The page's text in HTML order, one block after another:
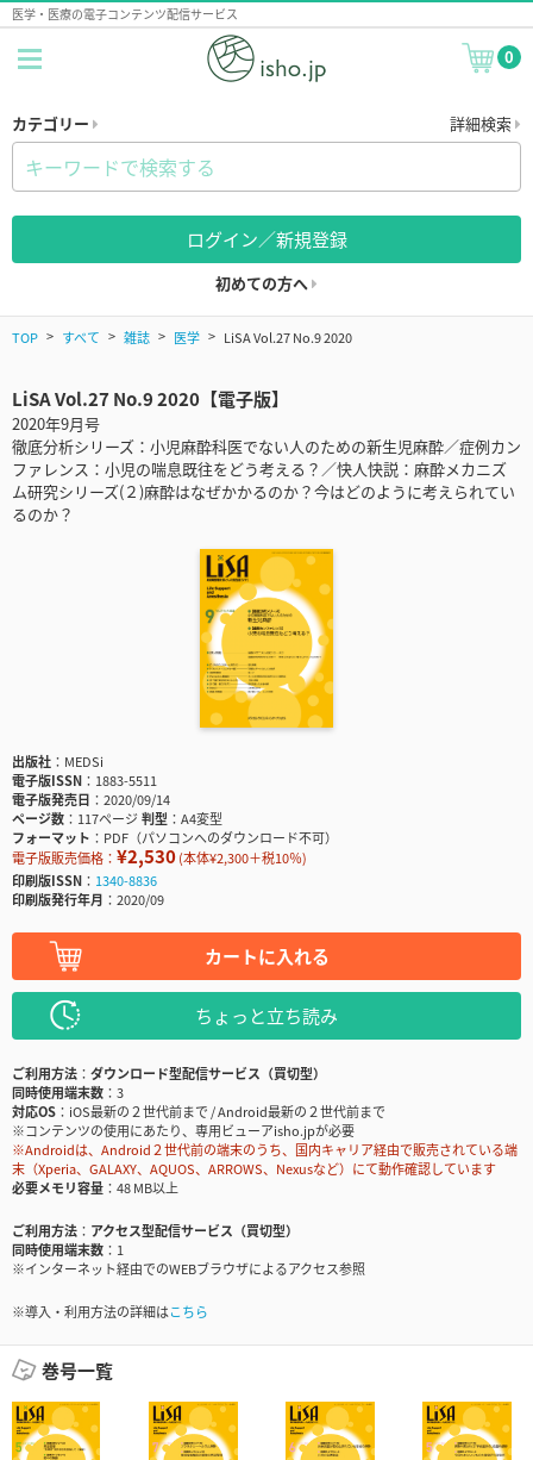
医学・医療の電子コンテンツ配信サービス
0
カテゴリー 詳細検索
ログイン／新規登録
初めての方へ
TOP すべて 雑誌 医学 LiSA Vol.27 No.9 2020
LiSA Vol.27 No.9 2020【電子版】
2020年9月号
徹底分析シリーズ：小児麻酔科医でない人のための新生児麻酔／症例カン
ファレンス：小児の喘息既往をどう考える？／快人快説：麻酔メカニズ
ム研究シリーズ(２)麻酔はなぜかかるのか？今はどのように考えられてい
るのか？
出版社
MEDSi
電子版ISSN
1883-5511
電子版発売日
2020/09/14
ページ数
117ページ判型
A4変型
フォーマット
PDF（パソコンへのダウンロード不可）
電子版販売価格： ¥2,530(本体¥2,300＋税10％)
印刷版ISSN
1340-8836
印刷版発行年月
2020/09
カートに入れる
ちょっと立ち読み
ご利用方法
ダウンロード型配信サービス（買切型）
同時使用端末数
3
対応OS
iOS最新の２世代前まで / Android最新の２世代前まで
※コンテンツの使用にあたり、専用ビューアisho.jpが必要
※Androidは、Android２世代前の端末のうち、国内キャリア経由で販売されている端
末（Xperia、GALAXY、AQUOS、ARROWS、Nexusなど）にて動作確認しています
必要メモリ容量
48 MB以上
ご利用方法
アクセス型配信サービス（買切型）
同時使用端末数
1
※インターネット経由でのWEBブラウザによるアクセス参照
※導入・利用方法の詳細はこちら
巻号一覧